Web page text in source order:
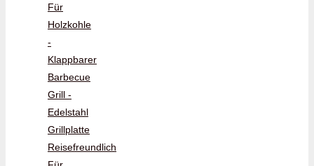
Für
Holzkohle
-
Klappbarer
Barbecue
Grill -
Edelstahl
Grillplatte
Reisefreundlich